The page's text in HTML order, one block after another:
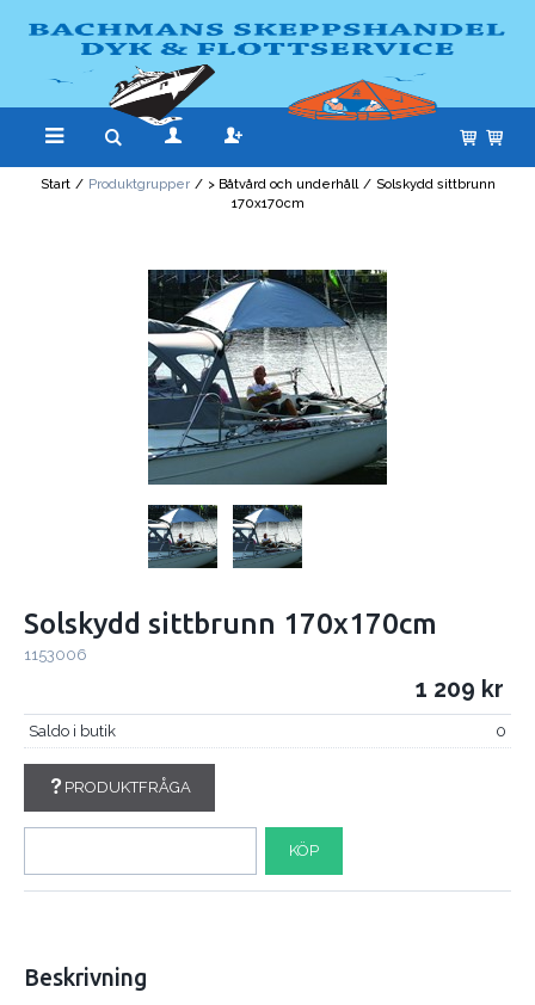
Start / Produktgrupper / > Båtvård och underhåll / Solskydd sittbrunn
170x170cm
Solskydd sittbrunn 170x170cm
1153006
1 209
Saldo i butik 0
PRODUKTFRÅGA
KÖP
Beskrivning